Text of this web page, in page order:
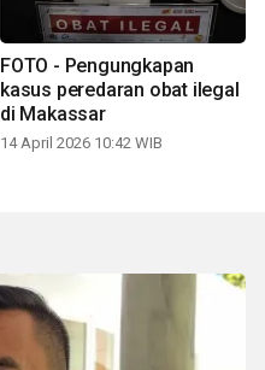
FOTO - Pengungkapan
kasus peredaran obat ilegal
di Makassar
14 April 2026 10:42 WIB